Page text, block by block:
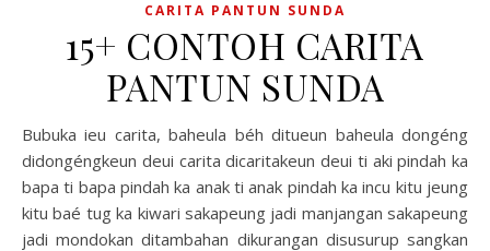
CARITA PANTUN SUNDA
15+ CONTOH CARITA
PANTUN SUNDA
Bubuka ieu carita, baheula béh ditueun baheula dongéng
didongéngkeun deui carita dicaritakeun deui ti aki pindah ka
bapa ti bapa pindah ka anak ti anak pindah ka incu kitu jeung
kitu baé tug ka kiwari sakapeung jadi manjangan sakapeung
jadi mondokan ditambahan dikurangan disusurup sangkan